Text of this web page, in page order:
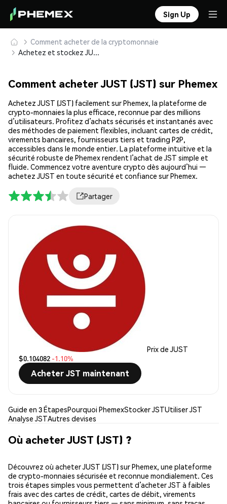
Sign Up
Comment acheter de la cryptomonnaie
Achetez et stockez JUST (JST) en toute sécurité
Comment acheter JUST (JST) sur Phemex
Achetez JUST (JST) facilement sur Phemex, la plateforme de
crypto-monnaies la plus efficace, reconnue par des millions
d’utilisateurs. Profitez d’achats sécurisés et instantanés avec
des méthodes de paiement flexibles, incluant cartes de crédit,
virements bancaires, fournisseurs tiers et trading P2P,
accessibles dans le monde entier. La plateforme intuitive et la
sécurité robuste de Phemex rendent l’achat de JST simple et
fluide. Commencez votre aventure crypto dès aujourd’hui —
achetez JUST en toute sécurité et confiance sur Phemex.
Partager
Prix de JUST
$0.104082 -1.10%
Acheter JST maintenant
Guide en 3 ÉtapesPourquoi PhemexStocker JSTUtiliser JST
Analyse JSTAutres devises
Où acheter JUST (JST) ?
Découvrez où acheter JUST (JST) sur Phemex, une plateforme
de crypto-monnaies sécurisée et reconnue mondialement. Ces
trois étapes simples vous permettent d’acheter JST à faibles
frais avec des cartes de crédit, cartes de débit, virements